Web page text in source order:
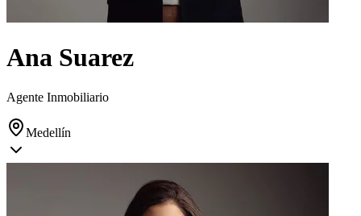
Ana Suarez
Agente Inmobiliario
Medellín